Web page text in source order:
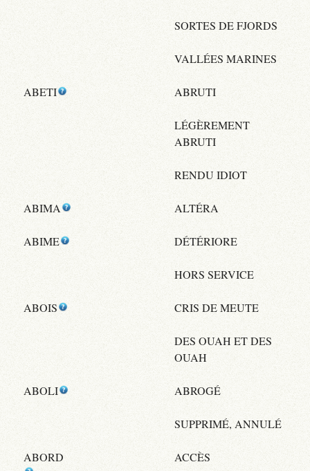
SORTES DE FJORDS
VALLÉES MARINES
ABETI ABRUTI
LÉGÈREMENT
ABRUTI
RENDU IDIOT
ABIMA ALTÉRA
ABIME DÉTÉRIORE
HORS SERVICE
ABOIS CRIS DE MEUTE
DES OUAH ET DES
OUAH
ABOLI ABROGÉ
SUPPRIMÉ, ANNULÉ
ABORD ACCÈS